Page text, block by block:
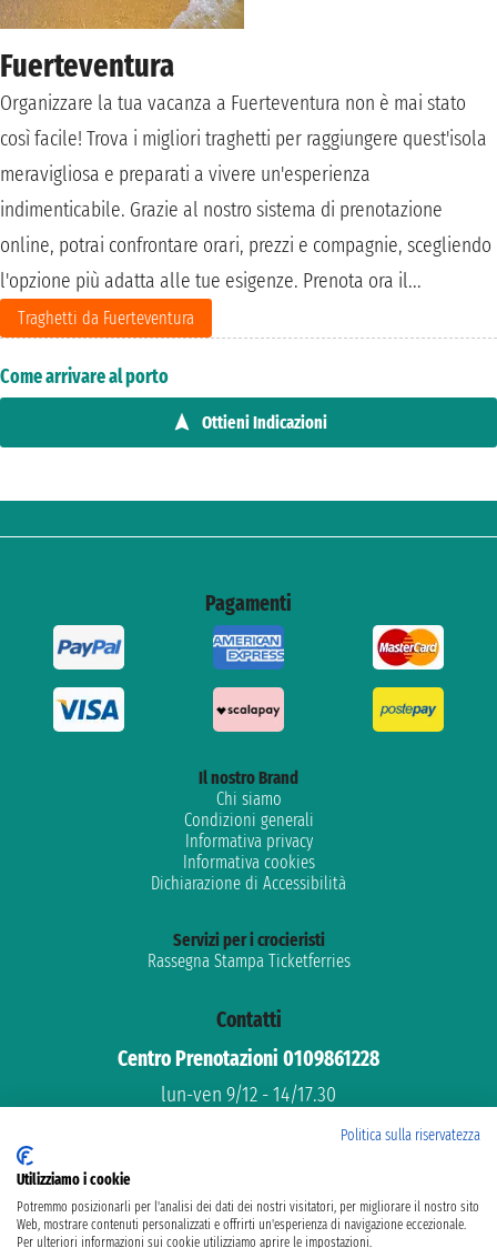
Fuerteventura
Organizzare la tua vacanza a Fuerteventura non è mai stato
così facile! Trova i migliori traghetti per raggiungere quest'isola
meravigliosa e preparati a vivere un'esperienza
indimenticabile. Grazie al nostro sistema di prenotazione
online, potrai confrontare orari, prezzi e compagnie, scegliendo
l'opzione più adatta alle tue esigenze. Prenota ora il...
Traghetti da Fuerteventura
Come arrivare al porto
Ottieni Indicazioni
Pagamenti
Il nostro Brand
Chi siamo
Condizioni generali
Informativa privacy
Informativa cookies
Dichiarazione di Accessibilità
Servizi per i crocieristi
Rassegna Stampa Ticketferries
Contatti
Centro Prenotazioni 0109861228
lun-ven 9/12 - 14/17.30
email: info@ticketferries.com
Politica sulla riservatezza
Utilizziamo i cookie
Potremmo posizionarli per l'analisi dei dati dei nostri visitatori, per migliorare il nostro sito
Web, mostrare contenuti personalizzati e offrirti un'esperienza di navigazione eccezionale.
Per ulteriori informazioni sui cookie utilizziamo aprire le impostazioni.